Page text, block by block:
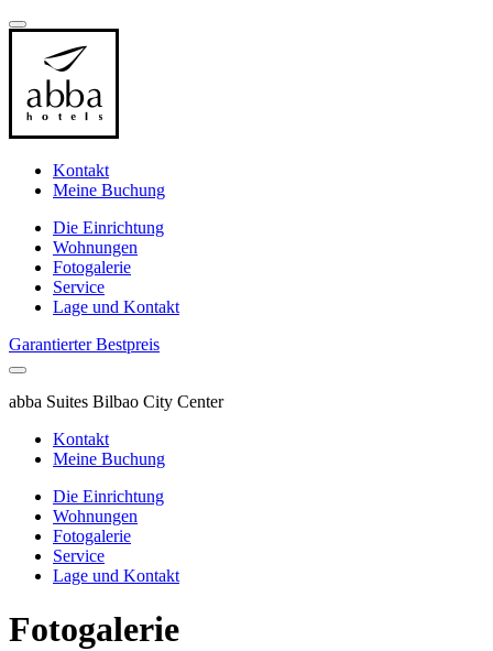
Kontakt
Meine Buchung
Die Einrichtung
Wohnungen
Fotogalerie
Service
Lage und Kontakt
Garantierter Bestpreis
abba Suites Bilbao City Center
Kontakt
Meine Buchung
Die Einrichtung
Wohnungen
Fotogalerie
Service
Lage und Kontakt
Fotogalerie